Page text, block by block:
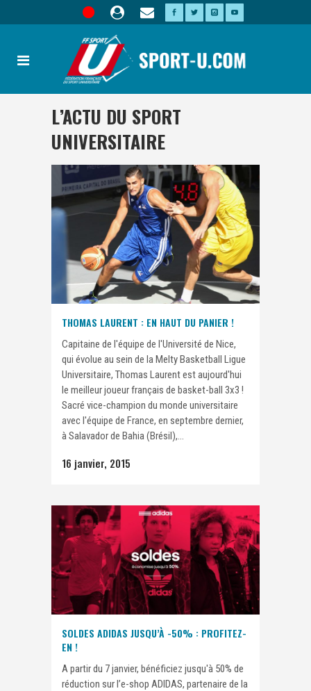
L’ACTU DU SPORT
UNIVERSITAIRE
THOMAS LAURENT : EN HAUT DU PANIER !
Capitaine de l'équipe de l'Université de Nice,
qui évolue au sein de la Melty Basketball Ligue
Universitaire, Thomas Laurent est aujourd'hui
le meilleur joueur français de basket-ball 3x3 !
Sacré vice-champion du monde universitaire
avec l'équipe de France, en septembre dernier,
à Salavador de Bahia (Brésil),...
16 janvier, 2015
SOLDES ADIDAS JUSQU’À -50% : PROFITEZ-
EN !
A partir du 7 janvier, bénéficiez jusqu'à 50% de
réduction sur l’e-shop ADIDAS, partenaire de la